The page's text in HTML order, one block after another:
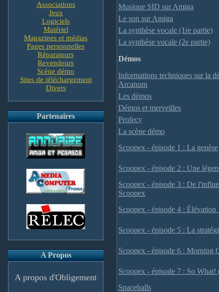
Associations
Jeux
Logiciels
Matériel
Magazines et médias
Pages personnelles
Réparateurs
Revendeurs
Scène démo
Sites de téléchargement
Divers
Partenaires
A Propos
A propos d'Obligement
Musique SID sur Amiga
Le son sur Amiga
La synthèse vocale (1re partie)
La synthèse vocale (2e partie)
Démos
Informations techniques sur la
Arcanum
Les démos
Démos et merveilles
Profecy
La scène démo
Scoopex - épisode 1 : La genèse
Scoopex - épisode 2 : Une
Scoopex - épisode 3 : De
Scoopex
Scoopex - épisode 4 : Élévation
Scoopex - épisode 5 : La
Scoopex - épisode 6 : Morning
Scoopex - épisode 7 : So What!
Spaceballs